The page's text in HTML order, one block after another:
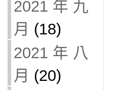
2021 年 九
月 (18)
2021 年 八
月 (20)